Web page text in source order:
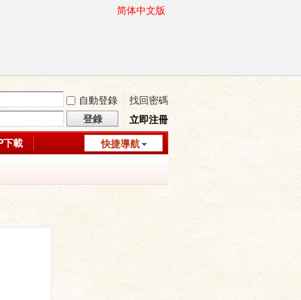
简体中文版
自動登錄
找回密碼
登錄
立即注冊
快捷導航
下載